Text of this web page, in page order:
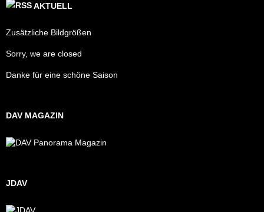
AKTUELL
Zusätzliche Bildgrößen
Sorry, we are closed
Danke für eine schöne Saison
DAV MAGAZIN
JDAV